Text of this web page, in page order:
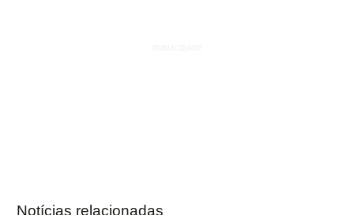
Notícias relacionadas